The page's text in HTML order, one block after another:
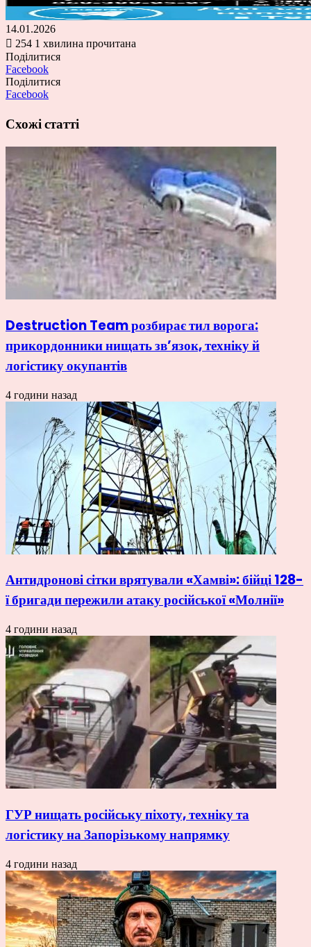
14.01.2026
254 1 хвилина прочитана
Поділитися
Facebook
Поділитися
Facebook
Схожі статті
Destruction Team розбирає тил ворога:
прикордонники нищать зв’язок, техніку й
логістику окупантів
4 години назад
Антидронові сітки врятували «Хамві»: бійці 128-
ї бригади пережили атаку російської «Молнії»
4 години назад
ГУР нищать російську піхоту, техніку та
логістику на Запорізькому напрямку
4 години назад